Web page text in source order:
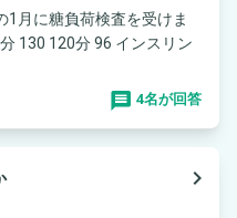
1月に糖負荷検査を受けま
分 96 インスリン
4名が回答
navigate_next